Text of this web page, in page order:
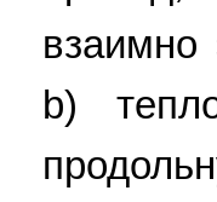
взаимно
b)